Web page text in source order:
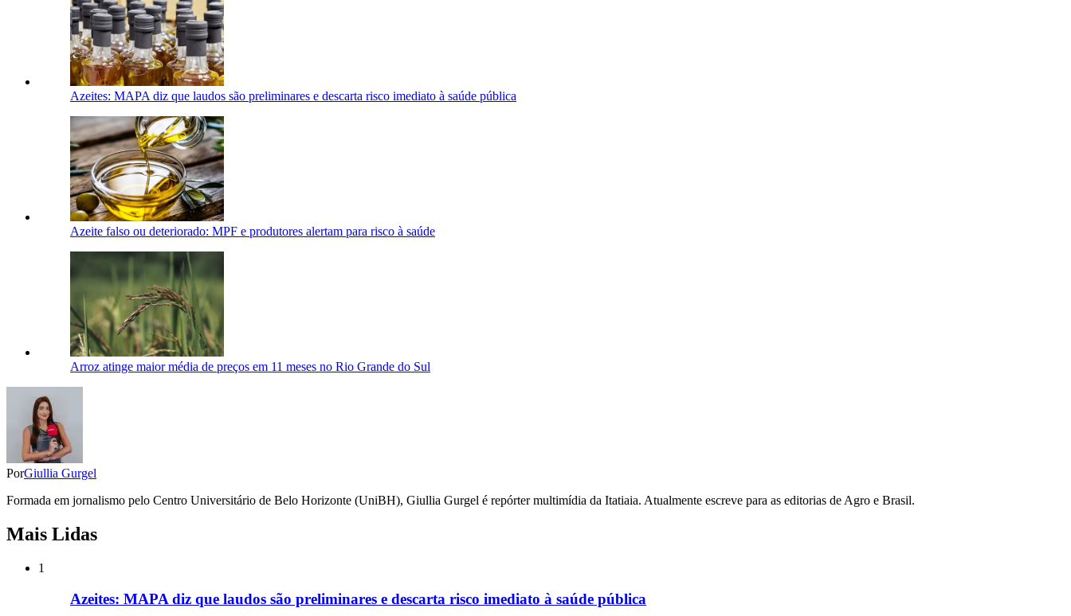
Azeites: MAPA diz que laudos são preliminares e descarta risco imediato à saúde pública
Azeite falso ou deteriorado: MPF e produtores alertam para risco à saúde
Arroz atinge maior média de preços em 11 meses no Rio Grande do Sul
PorGiullia Gurgel
Formada em jornalismo pelo Centro Universitário de Belo Horizonte (UniBH), Giullia Gurgel é repórter multimídia da Itatiaia. Atualmente escreve para as editorias de Agro e Brasil.
Mais Lidas
1
Azeites: MAPA diz que laudos são preliminares e descarta risco imediato à saúde pública